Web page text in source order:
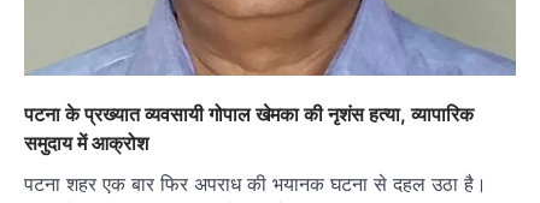
पटना के प्रख्यात व्यवसायी गोपाल खेमका की नृशंस हत्या, व्यापारिक
समुदाय में आक्रोश
पटना शहर एक बार फिर अपराध की भयानक घटना से दहल उठा है।